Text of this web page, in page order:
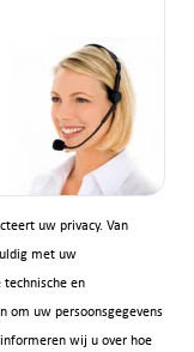
uw privacy. Van
met uw
en
om uw persoonsgegevens
informeren wij u over hoe